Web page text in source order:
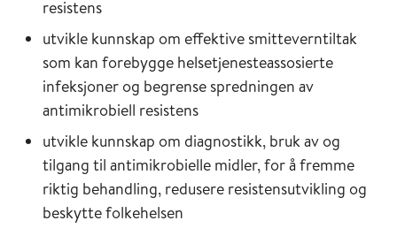
resistens
utvikle kunnskap om effektive smitteverntiltak
som kan forebygge helsetjenesteassosierte
infeksjoner og begrense spredningen av
antimikrobiell resistens
utvikle kunnskap om diagnostikk, bruk av og
tilgang til antimikrobielle midler, for å fremme
riktig behandling, redusere resistensutvikling og
beskytte folkehelsen